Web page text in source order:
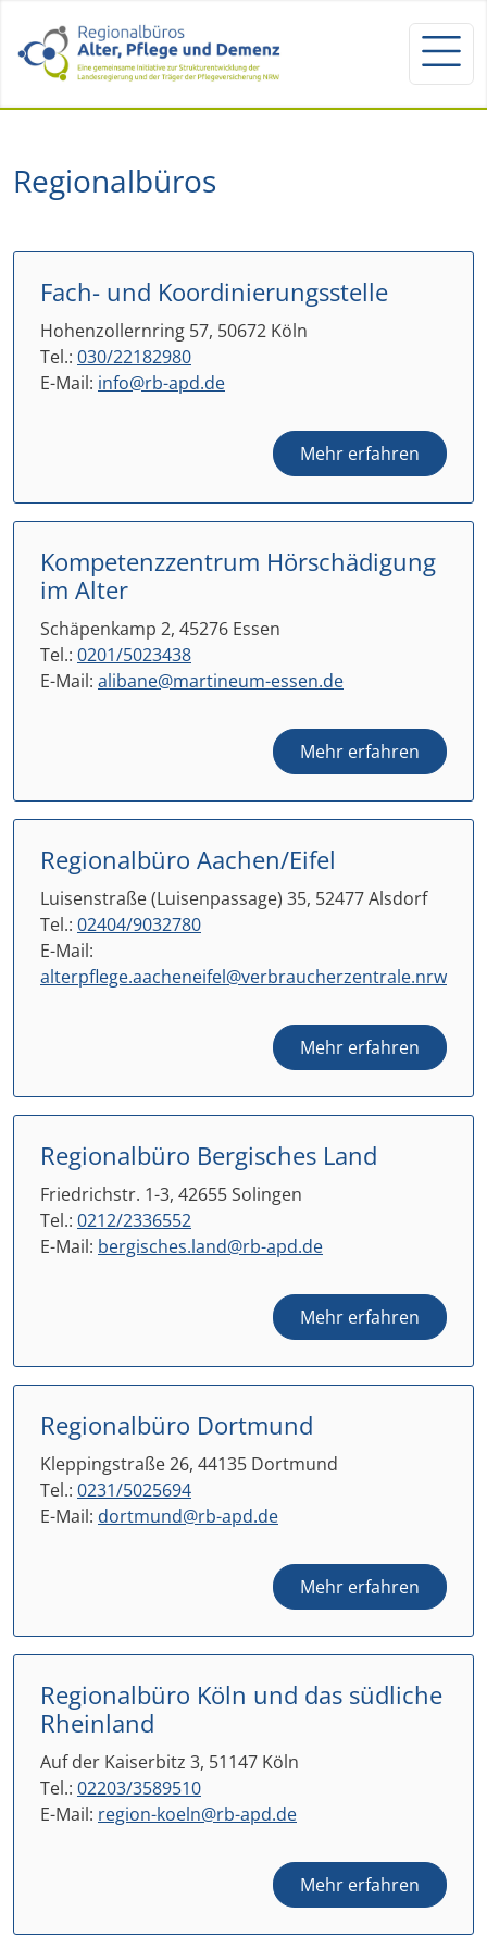
Regionalbüros
Fach- und Koordinierungsstelle
Hohenzollernring 57, 50672 Köln
Tel.: 030/22182980
E-Mail: info@rb-apd.de
Mehr erfahren
Kompetenzzentrum Hörschädigung
im Alter
Schäpenkamp 2, 45276 Essen
Tel.: 0201/5023438
E-Mail: alibane@martineum-essen.de
Mehr erfahren
Regionalbüro Aachen/Eifel
Luisenstraße (Luisenpassage) 35, 52477 Alsdorf
Tel.: 02404/9032780
E-Mail:
alterpflege.aacheneifel@verbraucherzentrale.nrw
Mehr erfahren
Regionalbüro Bergisches Land
Friedrichstr. 1-3, 42655 Solingen
Tel.: 0212/2336552
E-Mail: bergisches.land@rb-apd.de
Mehr erfahren
Regionalbüro Dortmund
Kleppingstraße 26, 44135 Dortmund
Tel.: 0231/5025694
E-Mail: dortmund@rb-apd.de
Mehr erfahren
Regionalbüro Köln und das südliche
Rheinland
Auf der Kaiserbitz 3, 51147 Köln
Tel.: 02203/3589510
E-Mail: region-koeln@rb-apd.de
Mehr erfahren